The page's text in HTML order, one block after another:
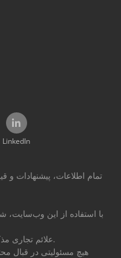
LinkedIn
تمام اطلاعات، پیشنهادات و
با استفاده از این وب‌سایت،
علائم تجاری مذکور متعلق به مالکان مربوطه می‌باشند.